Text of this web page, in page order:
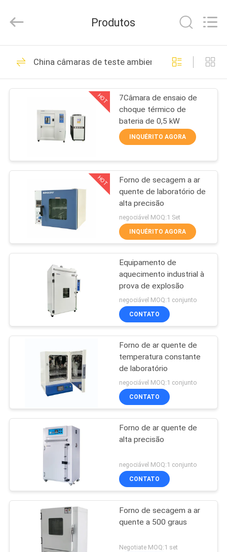
CASA
PRODUTOS
SOBRE
EXCURSÃO
FÁBRICA
CONTROLE
DA
QUALIDADE
CONTACTE-
PEÇA
UMAS
CITAÇÕES
MAPA
PRIVACY
POLICY
INSTRUMENT
CO.,LTD.
Reserved.
Máquinas de teste
universais
397
Equipamento de
teste da adesão da
casca
153
Máquina de
revestimento do
laboratório
50
Câmara de ensaio
de umidade
temperatura
Equipamento de
teste do pacote
20
Produtos
China câmaras de teste ambiental
HOT
7Câmara de ensaio de
choque térmico de
bateria de 0,5 kW
INQUÉRITO AGORA
HOT
Forno de secagem a ar
quente de laboratório de
alta precisão
negociável MOQ:1 Set
INQUÉRITO AGORA
Equipamento de
aquecimento industrial à
prova de explosão
negociável MOQ:1 conjunto
CONTATO
Forno de ar quente de
temperatura constante
de laboratório
negociável MOQ:1 conjunto
CONTATO
Forno de ar quente de
alta precisão
negociável MOQ:1 conjunto
CONTATO
Forno de secagem a ar
quente a 500 graus
Negotiate MOQ:1 set